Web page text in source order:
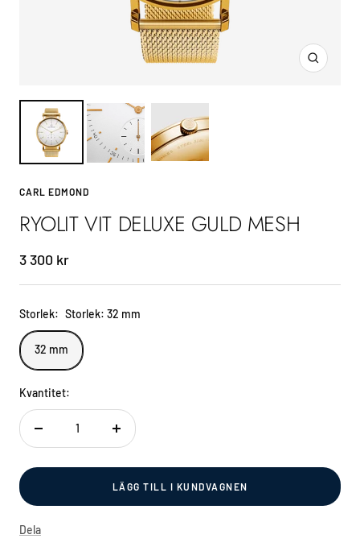
Zoom
CARL EDMOND
RYOLIT VIT DELUXE GULD MESH
Sale
price
3 300 kr
Storlek: Storlek: 32 mm
32 mm
Kvantitet:
Decrease
Increase
LÄGG TILL I KUNDVAGNEN
Dela